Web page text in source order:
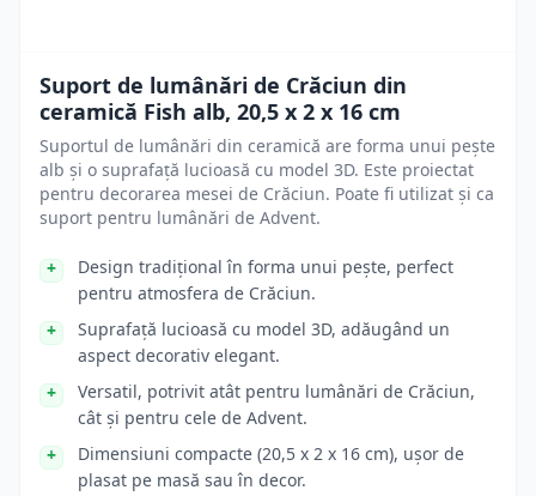
Suport de lumânări de Crăciun din
ceramică Fish alb, 20,5 x 2 x 16 cm
Suportul de lumânări din ceramică are forma unui pește
alb și o suprafață lucioasă cu model 3D. Este proiectat
pentru decorarea mesei de Crăciun. Poate fi utilizat și ca
suport pentru lumânări de Advent.
Design tradițional în forma unui pește, perfect
pentru atmosfera de Crăciun.
Suprafață lucioasă cu model 3D, adăugând un
aspect decorativ elegant.
Versatil, potrivit atât pentru lumânări de Crăciun,
cât și pentru cele de Advent.
Dimensiuni compacte (20,5 x 2 x 16 cm), ușor de
plasat pe masă sau în decor.